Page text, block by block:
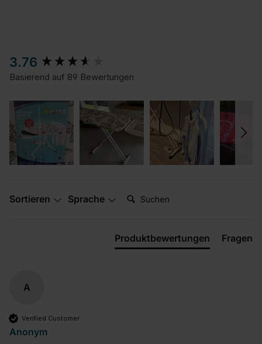
3.76
Basierend auf 89 Bewertungen
Sortieren Sprache Suchen:
Produktbewertungen Fragen
A
Verified Customer
Anonym
New content loaded